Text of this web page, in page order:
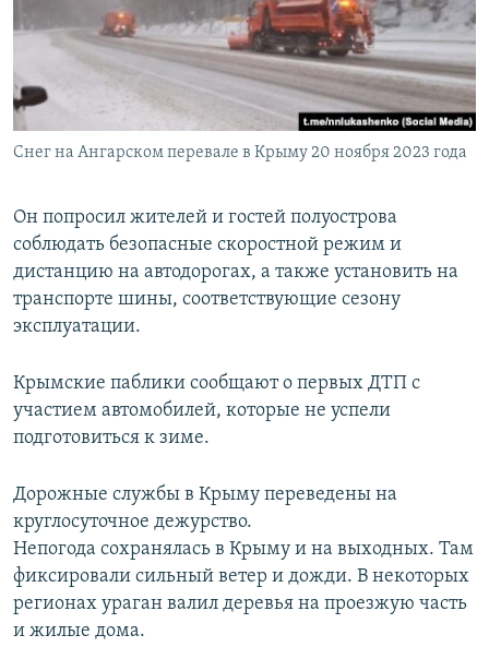
Снег на Ангарском перевале в Крыму 20 ноября 2023 года
Он попросил жителей и гостей полуострова
соблюдать безопасные скоростной режим и
дистанцию на автодорогах, а также установить на
транспорте шины, соответствующие сезону
эксплуатации.
Крымские паблики сообщают о первых ДТП с
участием автомобилей, которые не успели
подготовиться к зиме.
Дорожные службы в Крыму переведены на
круглосуточное дежурство.
Непогода сохранялась в Крыму и на выходных. Там
фиксировали сильный ветер и дожди. В некоторых
регионах ураган валил деревья на проезжую часть
и жилые дома.